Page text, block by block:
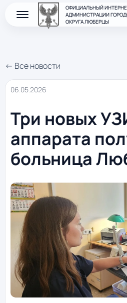
ОФИЦИАЛЬНЫЙ
АДМИНИСТРАЦИИ
ОКРУГА ЛЮБЕРЦЫ
← Все новости
06.05.2026
Три новых
аппарата
больница